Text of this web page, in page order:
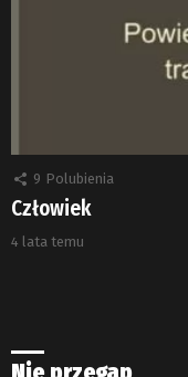
9 Polubienia
Człowiek
4 lata temu